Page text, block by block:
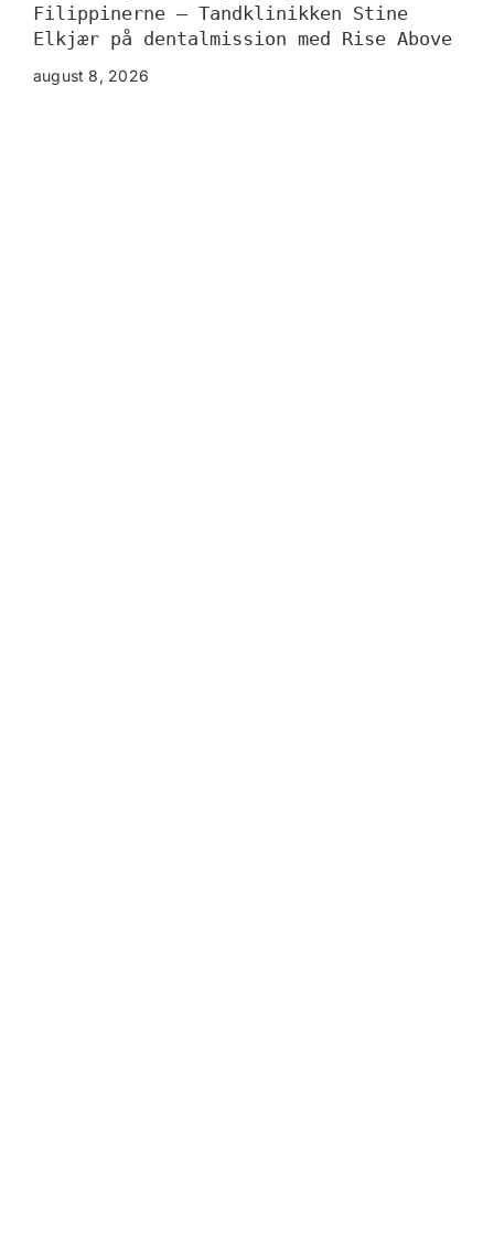
Filippinerne – Tandklinikken Stine
Elkjær på dentalmission med Rise Above
august 8, 2026